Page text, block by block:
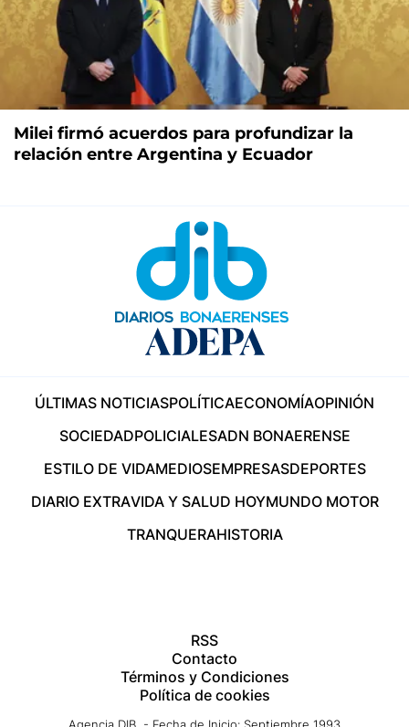
Milei firmó acuerdos para profundizar la
relación entre Argentina y Ecuador
ÚLTIMAS NOTICIASPOLÍTICAECONOMÍAOPINIÓN
SOCIEDADPOLICIALESADN BONAERENSE
ESTILO DE VIDAMEDIOSEMPRESASDEPORTES
DIARIO EXTRAVIDA Y SALUD HOYMUNDO MOTOR
TRANQUERAHISTORIA
RSS
Contacto
Términos y Condiciones
Política de cookies